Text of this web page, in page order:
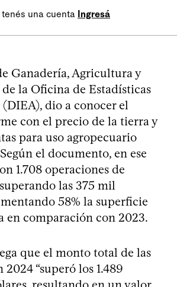
tenés una cuenta Ingresá
Ganadería, Agricultura y
de la Oficina de Estadísticas
dio a conocer el
con el precio de la tierra y
para uso agropecuario
el documento, en ese
1.708 operaciones de
las 375 mil
58% la superficie
en comparación con 2023.
que el monto total de las
“superó los 1.489